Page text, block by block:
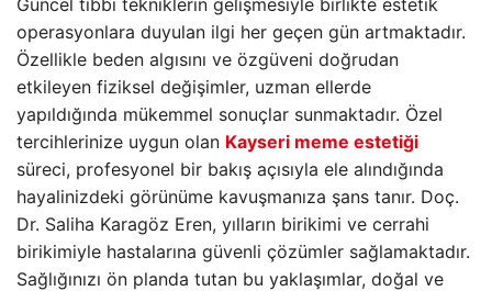
Güncel tıbbi tekniklerin gelişmesiyle birlikte estetik
operasyonlara duyulan ilgi her geçen gün artmaktadır.
Özellikle beden algısını ve özgüveni doğrudan
etkileyen fiziksel değişimler, uzman ellerde
yapıldığında mükemmel sonuçlar sunmaktadır. Özel
tercihlerinize uygun olan Kayseri meme estetiği
süreci, profesyonel bir bakış açısıyla ele alındığında
hayalinizdeki görünüme kavuşmanıza şans tanır. Doç.
Dr. Saliha Karagöz Eren, yılların birikimi ve cerrahi
birikimiyle hastalarına güvenli çözümler sağlamaktadır.
Sağlığınızı ön planda tutan bu yaklaşımlar, doğal ve